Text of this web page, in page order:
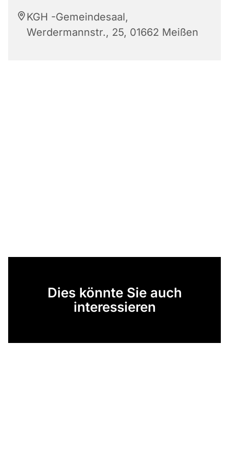
KGH -Gemeindesaal,
Werdermannstr., 25, 01662 Meißen
Dies könnte Sie auch
interessieren